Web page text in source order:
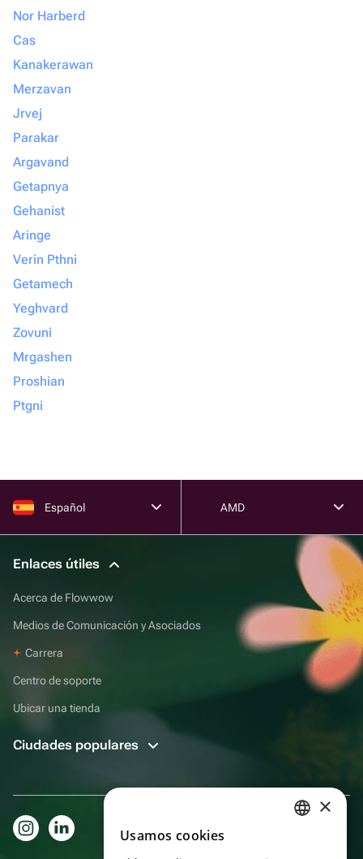
Nor Harberd
Cas
Kanakerawan
Merzavan
Jrvej
Parakar
Argavand
Getapnya
Gehanist
Aringe
Verin Pthni
Getamech
Yeghvard
Zovuni
Mrgashen
Proshian
Ptgni
Español AMD
Enlaces útiles
Acerca de Flowwow
Medios de Comunicación y Asociados
Carrera
Centro de soporte
Ubicar una tienda
Ciudades populares
×
Usamos cookies